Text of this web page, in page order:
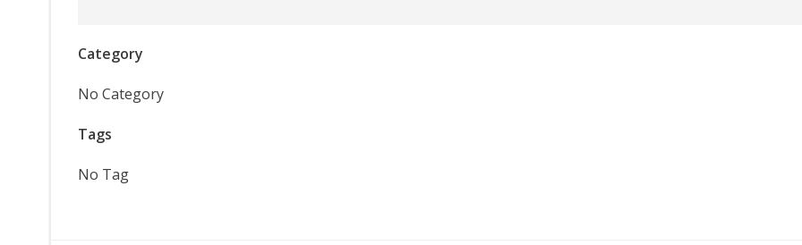
N
a
i
Category
No Category
Tags
No Tag